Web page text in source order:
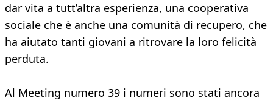
dar vita a tutt’altra esperienza, una cooperativa
sociale che è anche una comunità di recupero, che
ha aiutato tanti giovani a ritrovare la loro felicità
perduta.
Al Meeting numero 39 i numeri sono stati ancora